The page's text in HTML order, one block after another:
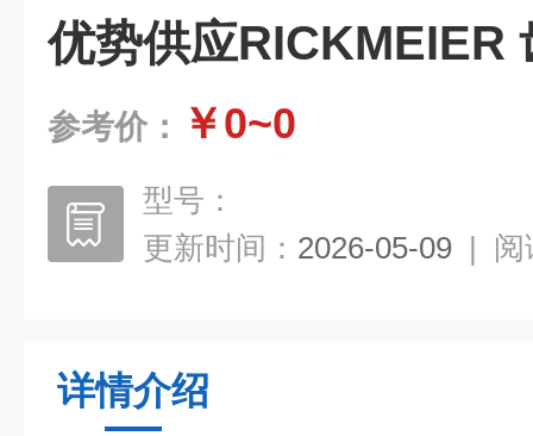
优势供应RICKMEIER
参考价： ￥0~0
型号：
更新时间： 2026-05-09 | 阅
详情介绍